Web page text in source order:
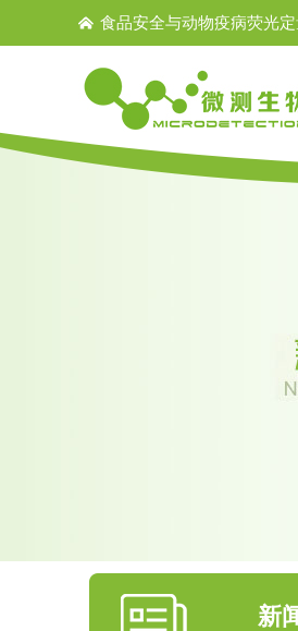
食品安全与动物疫病荧光
新